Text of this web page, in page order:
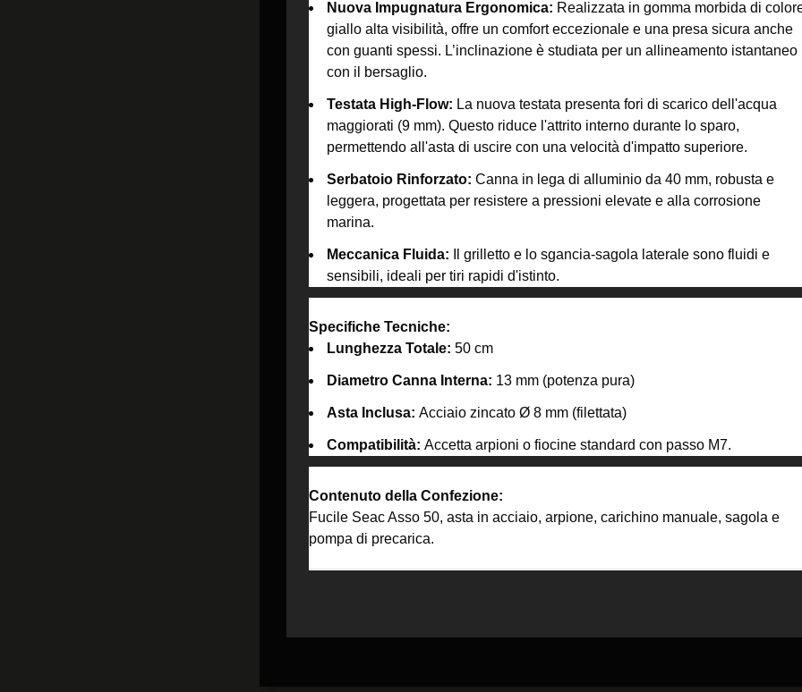
Nuova Impugnatura Ergonomica: Realizzata in gomma morbida di
giallo alta visibilità, offre un comfort eccezionale e una presa sicura anche
con guanti spessi. L’inclinazione è studiata per un allineamento istantaneo
con il bersaglio.
Testata High-Flow: La nuova testata presenta fori di scarico dell'acqua
maggiorati (9 mm). Questo riduce l'attrito interno durante lo sparo,
permettendo all'asta di uscire con una velocità d'impatto superiore.
Serbatoio Rinforzato: Canna in lega di alluminio da 40 mm, robusta e
leggera, progettata per resistere a pressioni elevate e alla corrosione
marina.
Meccanica Fluida: Il grilletto e lo sgancia-sagola laterale sono fluidi e
sensibili, ideali per tiri rapidi d'istinto.
Specifiche Tecniche:
Lunghezza Totale: 50 cm
Diametro Canna Interna: 13 mm (potenza pura)
Asta Inclusa: Acciaio zincato Ø 8 mm (filettata)
Compatibilità: Accetta arpioni o fiocine standard con passo M7.
Contenuto della Confezione:
Fucile Seac Asso 50, asta in acciaio, arpione, carichino manuale, sagola e
pompa di precarica.